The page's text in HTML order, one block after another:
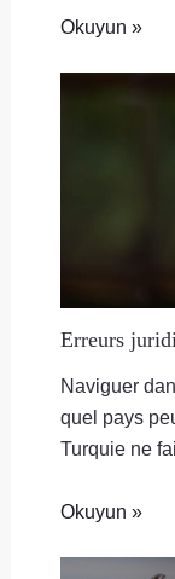
Okuyun »
Erreurs
Naviguer
quel pays
Turquie ne
Okuyun »